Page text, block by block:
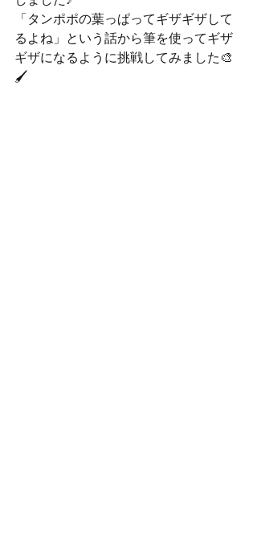
「タンポポの葉っぱってギザギザして
るよね」という話から筆を使ってギザ
ギザになるように挑戦してみました🎨
🖌️